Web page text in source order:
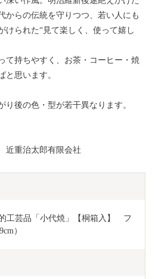
からの伝統を守りつつ、若い人にも
けられた“見て楽しく、使って嬉し
て持ちやすく、お茶・コーヒー・焼
と思います。
後の色・型が若干異なります。
重治太郎有限会社
工芸品「小代焼」【桐箱入】　フ
）